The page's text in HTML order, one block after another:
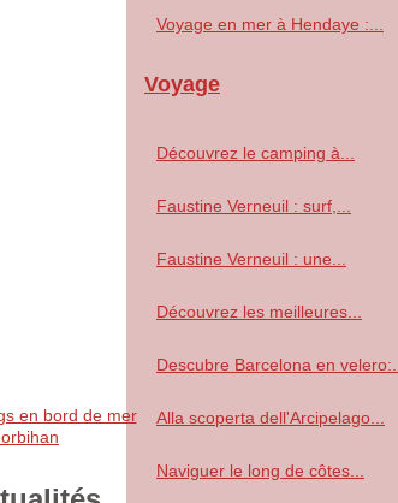
en bord de mer
Voyage en mer à Hendaye :...
Voyage
Découvrez le camping à...
Faustine Verneuil : surf,...
Faustine Verneuil : une...
Découvrez les meilleures...
Descubre Barcelona en velero:...
Alla scoperta dell'Arcipelago...
Naviguer le long de côtes...